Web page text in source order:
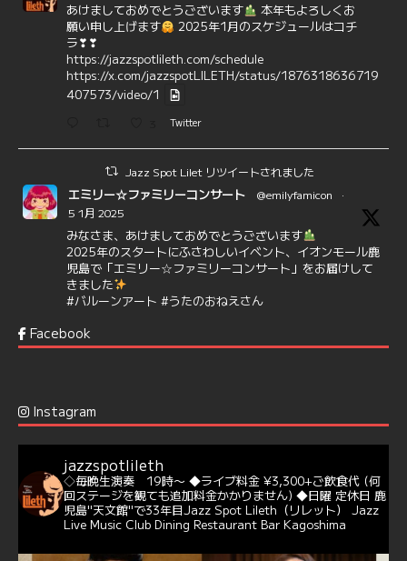
あけましておめでとうございます
本年もよろしくお
願い申し上げます
2025年1月のスケジュールはコチ
ラ❣❣
https://jazzspotlileth.com/schedule
https://x.com/jazzspotLILETH/status/1876318636719
407573/video/1
Twitter
Jazz Spot Lilet リツイートされました
エミリー☆ファミリーコンサート @emilyfamicon
·
5 1月 2025
みなさま、あけましておめでとうございます
2025年のスタートにふさわしいイベント、イオンモール鹿
児島で「エミリー☆ファミリーコンサート」をお届けして
きました
#バルーンアート #うたのおねえさん
6 7 Twitter
@delightful_gang
バー♪♬
当店での演奏シーンもご覧いただけます❣❣
#天文館ミリオネーション #ジャミラ #クリスマスソング
https://youtu.be/2lhypP4KWc4?si=CEbY-wEg5HDc_iEv
6 Twitter
Facebook
Instagram
jazzspotlileth
◇毎晩生演奏 19時〜 ◆ライブ料金 ¥3,300+ご飲食代 (何
回ステージを観ても追加料金かかりません) ◆日曜 定休日 鹿
児島"天文館"で33年目Jazz Spot Lileth（リレット）
Jazz
Live Music Club Dining Restaurant Bar Kagoshima